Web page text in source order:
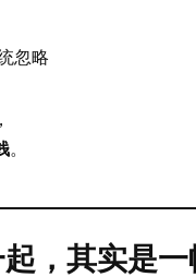
忽略
。
，其实是